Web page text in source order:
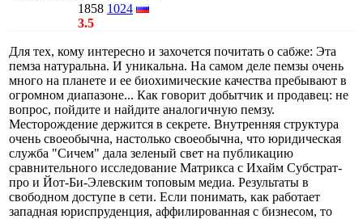
1858 1024
3.5
Для тех, кому интересно и захочется почитать о сабже: Эта
пемза натуральна. И уникальна. На самом деле пемзы очень
много на планете и ее биохимические качества пребывают в
огромном диапазоне... Как говорит добытчик и продавец: не
вопрос, пойдите и найдите аналогичную пемзу.
Месторождение держится в секрете. Внутренняя структура
очень своеобычна, настолько своеобычна, что юридическая
служба "Сичем" дала зеленый свет на публикацию
сравнительного исследование Матрикса с Ихайм Субстрат-
про и Йот-Би-Элевским топовым медиа. Результаты в
свободном доступе в сети. Если понимать, как работает
западная юриспруденция, аффилированная с бизнесом, то